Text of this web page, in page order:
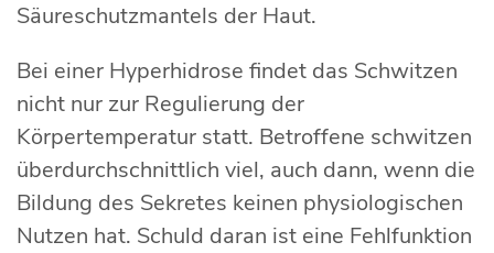
Säureschutzmantels der Haut.
Bei einer Hyperhidrose findet das Schwitzen
nicht nur zur Regulierung der
Körpertemperatur statt. Betroffene schwitzen
überdurchschnittlich viel, auch dann, wenn die
Bildung des Sekretes keinen physiologischen
Nutzen hat. Schuld daran ist eine Fehlfunktion